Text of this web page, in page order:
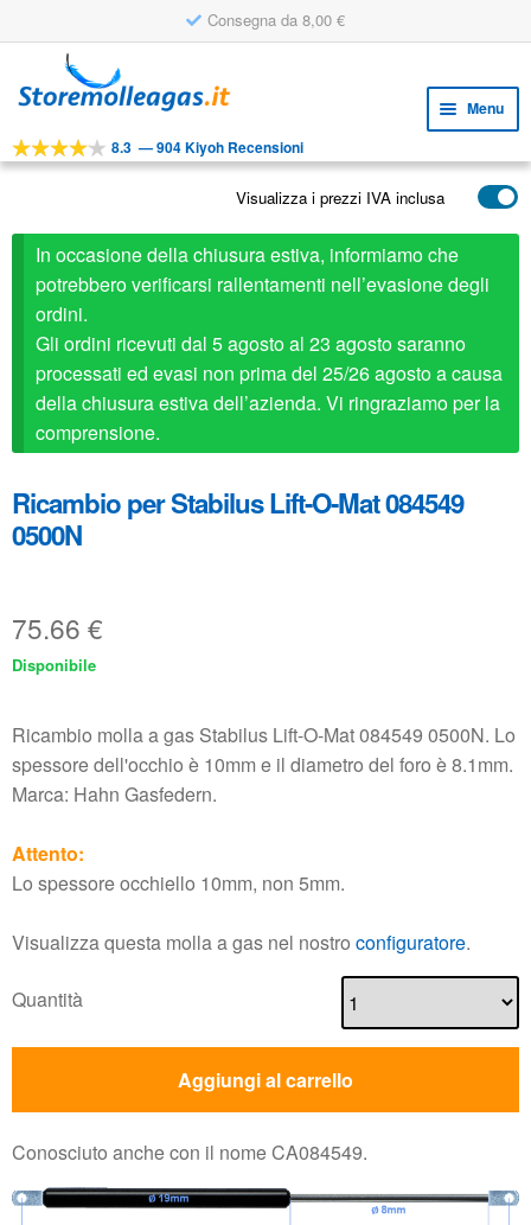
Consegna da 8,00 €
alla
al
Menu
STRUMENTI
il
menu
child
child
APPLICAZIONI
SERVIZIO CLIENTI
child
FAQ
8.3 —904 Kiyoh Recensioni
Visualizza i prezzi IVA inclusa
In occasione della chiusura estiva, informiamo che
potrebbero verificarsi rallentamenti nell’evasione degli
ordini.
Gli ordini ricevuti dal 5 agosto al 23 agosto saranno
processati ed evasi non prima del 25/26 agosto a causa
della chiusura estiva dell’azienda. Vi ringraziamo per la
comprensione.
Ricambio per Stabilus Lift-O-Mat 084549
0500N
75.66 €
Disponibile
Ricambio molla a gas Stabilus Lift-O-Mat 084549 0500N. Lo
spessore dell'occhio è 10mm e il diametro del foro è 8.1mm.
Marca: Hahn Gasfedern.
Attento:
Lo spessore occhiello 10mm, non 5mm.
Visualizza questa molla a gas nel nostro configuratore.
Quantità
Aggiungi al carrello
Conosciuto anche con il nome CA084549.